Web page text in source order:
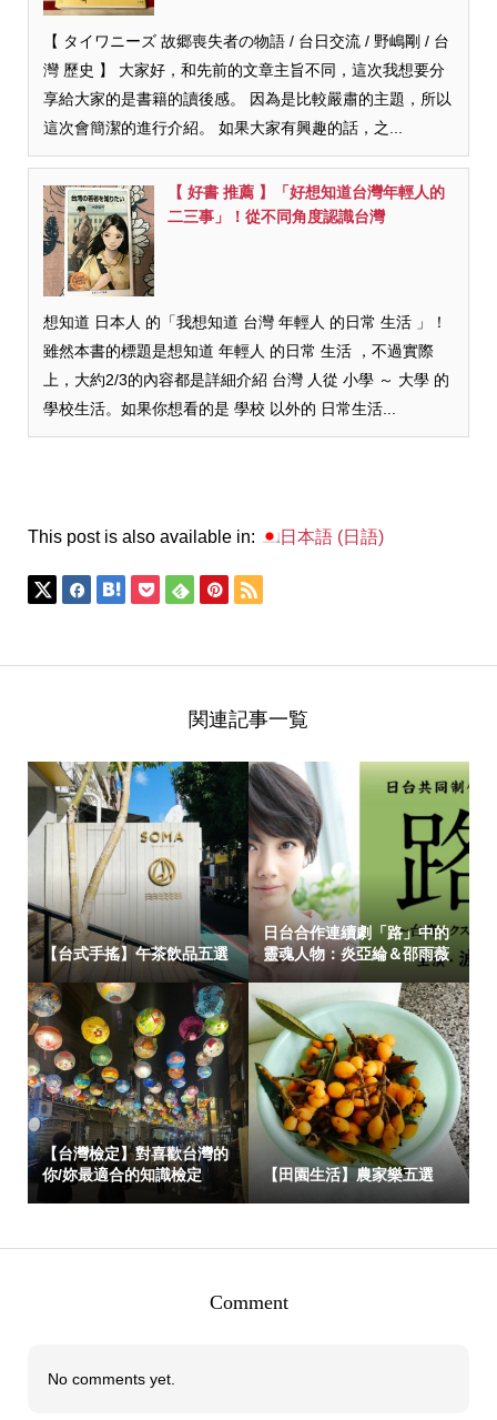
【 タイワニーズ 故郷喪失者の物語 / 台日交流 / 野嶋剛 / 台
灣 歷史 】 大家好，和先前的文章主旨不同，這次我想要分
享給大家的是書籍的讀後感。 因為是比較嚴肅的主題，所以
這次會簡潔的進行介紹。 如果大家有興趣的話，之...
【 好書 推薦 】「好想知道台灣年輕人的
二三事」！從不同角度認識台灣
想知道 日本人 的「我想知道 台灣 年輕人 的日常 生活 」！
雖然本書的標題是想知道 年輕人 的日常 生活 ，不過實際
上，大約2/3的內容都是詳細介紹 台灣 人從 小學 ～ 大學 的
學校生活。如果你想看的是 學校 以外的 日常生活...
This post is also available in: 日本語(日語)
関連記事一覧
【台式手搖】午茶飲品五選
日台合作連續劇「路」中的
靈魂人物：炎亞綸＆邵雨薇
【台灣檢定】對喜歡台灣的
你/妳最適合的知識檢定
【田園生活】農家樂五選
Comment
No comments yet.